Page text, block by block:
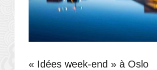
« Idées week-end » à Oslo